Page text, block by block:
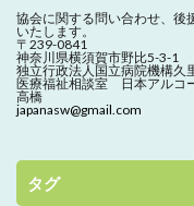
協会に関する問い合わせ、 後
いたします。
〒239-0841
神奈川県横須賀市野比5-3-1
独立行政法人国立病院機構久
医療福祉相談室 日本アルコ
高橋
japanasw@gmail.com
タグ